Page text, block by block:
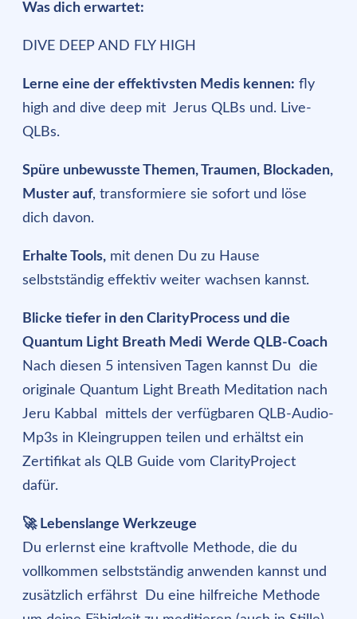
Was dich erwartet:
DIVE DEEP AND FLY HIGH
Lerne eine der effektivsten Medis kennen: fly
high and dive deep mit Jerus QLBs und. Live-
QLBs.
Spüre unbewusste Themen, Traumen, Blockaden,
Muster auf, transformiere sie sofort und löse
dich davon.
Erhalte Tools, mit denen Du zu Hause
selbstständig effektiv weiter wachsen kannst.
Blicke tiefer in den ClarityProcess und die
Quantum Light Breath Medi Werde QLB-Coach
Nach diesen 5 intensiven Tagen kannst Du die
originale Quantum Light Breath Meditation nach
Jeru Kabbal mittels der verfügbaren QLB-Audio-
Mp3s in Kleingruppen teilen und erhältst ein
Zertifikat als QLB Guide vom ClarityProject
dafür.
🚀 Lebenslange Werkzeuge
Du erlernst eine kraftvolle Methode, die du
vollkommen selbstständig anwenden kannst und
zusätzlich erfährst Du eine hilfreiche Methode